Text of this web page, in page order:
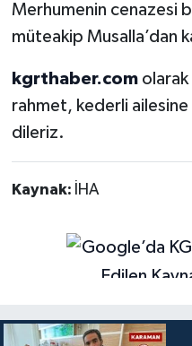
Merhumenin cenazesi
müteakip Musalla’dan
kgrthaber.comolarak
rahmet, kederli ailesine
dileriz.
Kaynak: İHA